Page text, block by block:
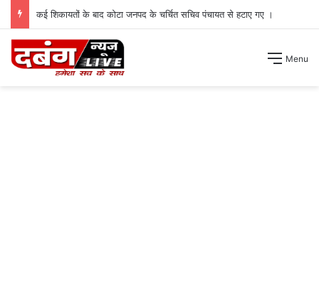
कई शिकायतों के बाद कोटा जनपद के चर्चित सचिव पंचायत से हटाए गए ।
Menu